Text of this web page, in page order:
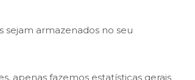
sejam armazenados no seu
apenas fazemos estatísticas gerais